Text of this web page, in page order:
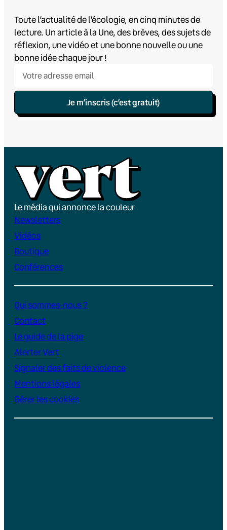
Toute l’actualité de l’écologie, en cinq minutes de
lecture. Un article à la Une, des brèves, des sujets de
réflexion, une vidéo et une bonne nouvelle ou une
bonne idée chaque jour !
Je m’inscris (c’est gratuit)
Le média qui annonce la couleur
Newsletters
Vidéos
Boutique
Conférences
Qui sommes-nous ?
Contact
Le guide de la pige
Alerter Vert
Signaler des faits de violence
Mentions légales
Gérer les cookies